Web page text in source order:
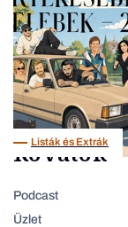
Content Lab HUB
Listák és Extrák
Rovatok
Podcast
Üzlet